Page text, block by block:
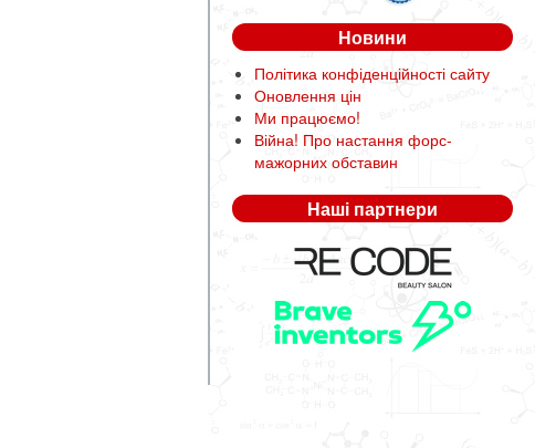
Новини
Політика конфіденційності сайту
Оновлення цін
Ми працюємо!
Війна! Про настання форс-
мажорних обставин
Наші партнери